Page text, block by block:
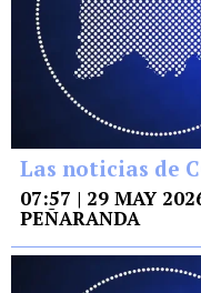
Las noticias de
07:57 | 29 MAY
PEÑARANDA